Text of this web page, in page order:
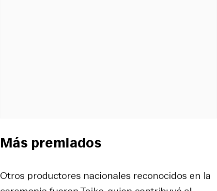
Más premiados
Otros productores nacionales reconocidos en la